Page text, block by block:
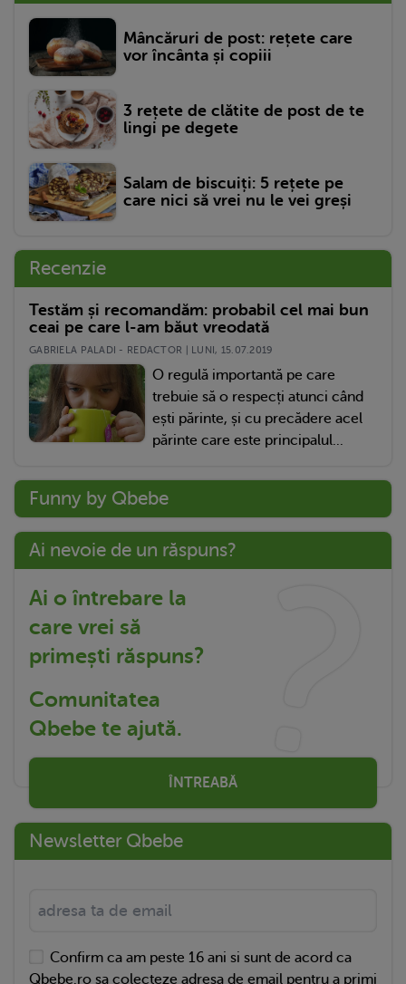
Mâncăruri de post: rețete care
vor încânta și copiii
3 rețete de clătite de post de te
lingi pe degete
Salam de biscuiți: 5 rețete pe
care nici să vrei nu le vei greși
Recenzie
Testăm și recomandăm: probabil cel mai bun
ceai pe care l-am băut vreodată
GABRIELA PALADI - REDACTOR | LUNI, 15.07.2019
O regulă importantă pe care
trebuie să o respecți atunci când
ești părinte, și cu precădere acel
părinte care este principalul...
Funny by Qbebe
Ai nevoie de un răspuns?
Ai o întrebare la
care vrei să
primești răspuns?
Comunitatea
Qbebe te ajută.
ÎNTREABĂ
Newsletter Qbebe
Confirm ca am peste 16 ani si sunt de acord ca
Qbebe.ro sa colecteze adresa de email pentru a primi